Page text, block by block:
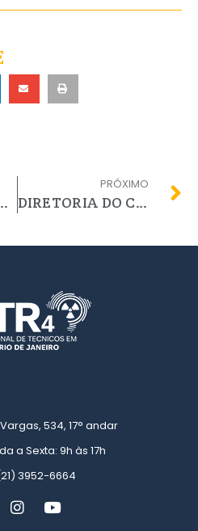
BOAS PRÁTICAS NA SEDE DO CONTER
PRÓXIMO
DIRETORIA DO CRTR RJ REFORMULA A COORDENAÇÃO REGIONAL DE EDUCAÇÃO – CORED
534, 17° andar
a Sexta: 9h às 17h
3952-6664